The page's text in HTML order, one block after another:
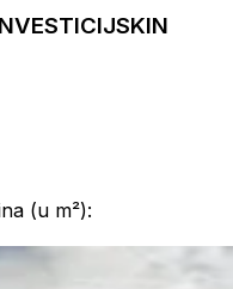
(u m²):